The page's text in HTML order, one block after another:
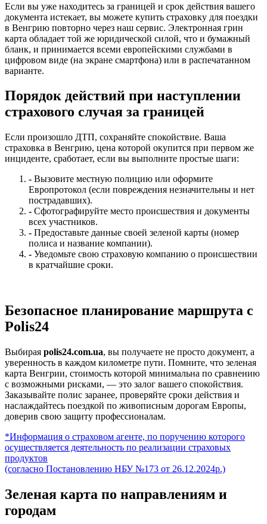
Если вы уже находитесь за границей и срок действия вашего
документа истекает, вы можете купить страховку для поездки
в Венгрию повторно через наш сервис. Электронная грин
карта обладает той же юридической силой, что и бумажный
бланк, и принимается всеми европейскими службами в
цифровом виде (на экране смартфона) или в распечатанном
варианте.
Порядок действий при наступлении
страхового случая за границей
Если произошло ДТП, сохраняйте спокойствие. Ваша
страховка в Венгрию, цена которой окупится при первом же
инциденте, сработает, если вы выполните простые шаги:
- Вызовите местную полицию или оформите
Европротокол (если повреждения незначительны и нет
пострадавших).
- Сфотографируйте место происшествия и документы
всех участников.
- Предоставьте данные своей зеленой карты (номер
полиса и название компании).
- Уведомьте свою страховую компанию о происшествии
в кратчайшие сроки.
Безопасное планирование маршрута с
Polis24
Выбирая polis24.com.ua, вы получаете не просто документ, а
уверенность в каждом километре пути. Помните, что зеленая
карта Венгрии, стоимость которой минимальна по сравнению
с возможными рисками, — это залог вашего спокойствия.
Заказывайте полис заранее, проверяйте сроки действия и
наслаждайтесь поездкой по живописным дорогам Европы,
доверив свою защиту профессионалам.
*Информация о страховом агенте, по поручению которого
осуществляется деятельность по реализации страховых
продуктов
(согласно Постановлению НБУ №173 от 26.12.2024р.)
Зеленая карта по направлениям и
городам